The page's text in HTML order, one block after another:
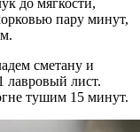
до мягкости,
пару минут,
сметану и
лист.
тушим 15 минут.